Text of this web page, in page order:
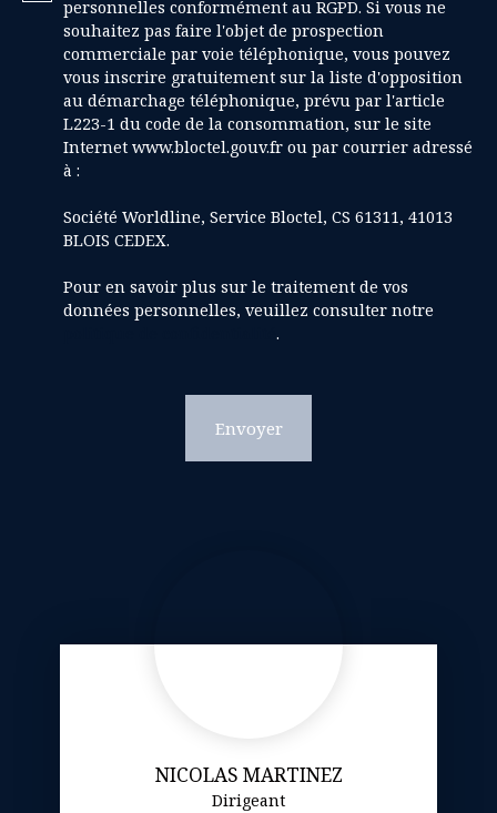
personnelles conformément au RGPD. Si vous ne
souhaitez pas faire l'objet de prospection
commerciale par voie téléphonique, vous pouvez
vous inscrire gratuitement sur la liste d'opposition
au démarchage téléphonique, prévu par l'article
L223-1 du code de la consommation, sur le site
Internet www.bloctel.gouv.fr ou par courrier adressé
à :
Société Worldline, Service Bloctel, CS 61311, 41013
BLOIS CEDEX.
Pour en savoir plus sur le traitement de vos
données personnelles, veuillez consulter notre
.
Envoyer
NICOLAS MARTINEZ
Dirigeant